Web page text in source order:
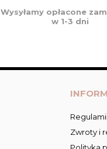
Wysyłamy opłacone
w 1-3 dni
Zwroty i
Polityka